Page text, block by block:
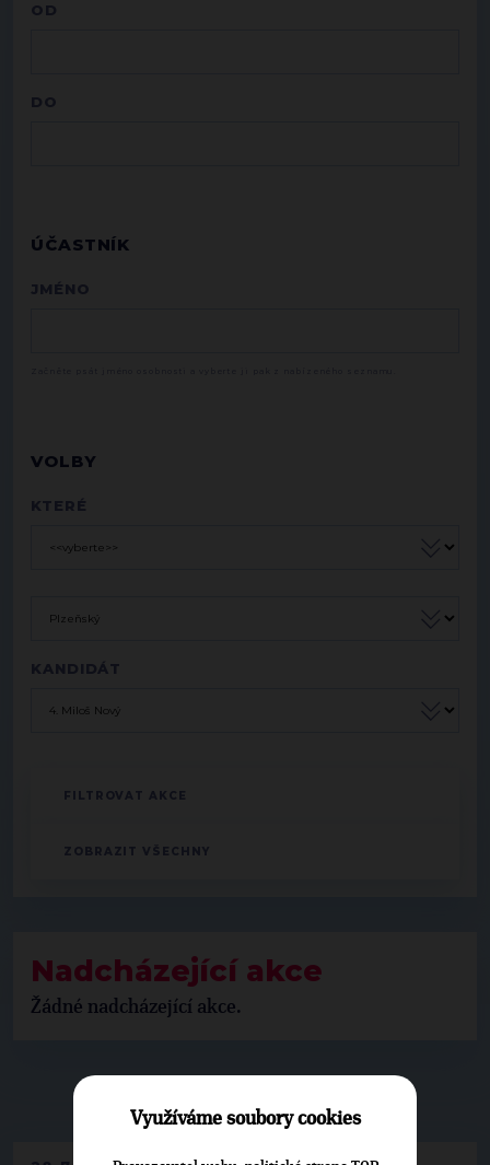
OD
DO
ÚČASTNÍK
JMÉNO
VOLBY
KTERÉ
KANDIDÁT
Nadcházející akce
Žádné nadcházející akce.
Využíváme soubory cookies